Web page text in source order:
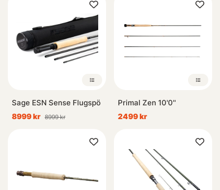
Sage ESN Sense Flugspö
8999 kr 8999 kr
Primal Zen 10'0''
2499 kr